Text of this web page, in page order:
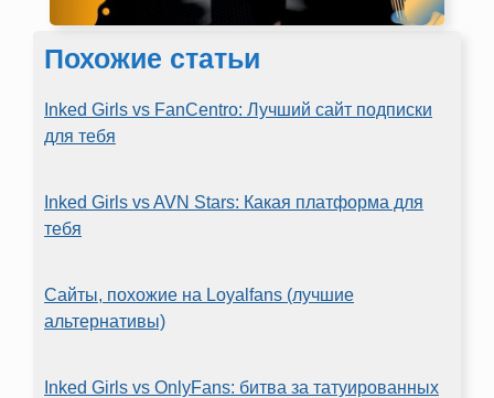
Похожие статьи
Inked Girls vs FanCentro: Лучший сайт подписки
для тебя
Inked Girls vs AVN Stars: Какая платформа для
тебя
Сайты, похожие на Loyalfans (лучшие
альтернативы)
Inked Girls vs OnlyFans: битва за татуированных